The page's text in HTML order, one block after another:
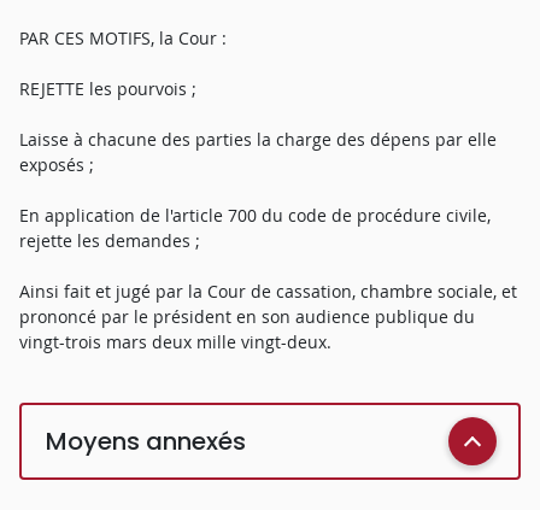
PAR CES MOTIFS, la Cour :
REJETTE les pourvois ;
Laisse à chacune des parties la charge des dépens par elle
exposés ;
En application de l'article 700 du code de procédure civile,
rejette les demandes ;
Ainsi fait et jugé par la Cour de cassation, chambre sociale, et
prononcé par le président en son audience publique du
vingt-trois mars deux mille vingt-deux.
Moyens annexés